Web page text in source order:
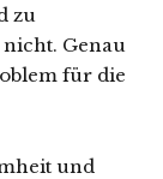
zu
nicht. Genau
für die
und